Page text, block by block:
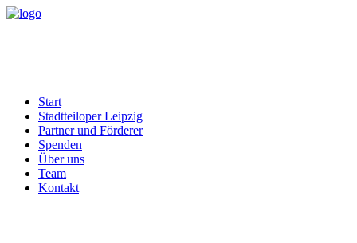
Start
Stadtteiloper Leipzig
Partner und Förderer
Spenden
Über uns
Team
Kontakt